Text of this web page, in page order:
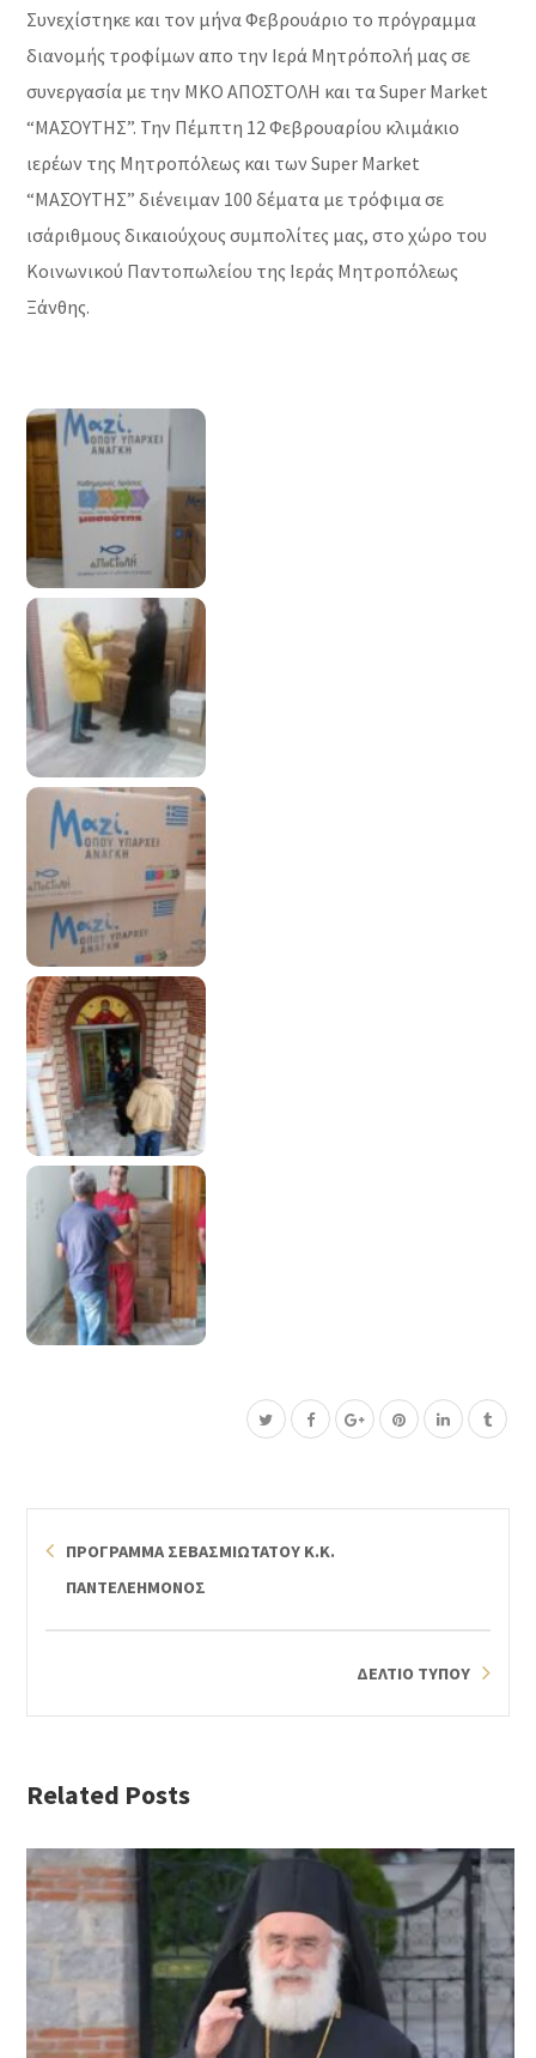
Συνεχίστηκε και τον μήνα Φεβρουάριο το πρόγραμμα
διανομής τροφίμων απο την Ιερά Μητρόπολή μας σε
συνεργασία με την ΜΚΟ ΑΠΟΣΤΟΛΗ και τα Super Market
“ΜΑΣΟΥΤΗΣ”. Την Πέμπτη 12 Φεβρουαρίου κλιμάκιο
ιερέων της Μητροπόλεως και των Super Market
“ΜΑΣΟΥΤΗΣ” διένειμαν 100 δέματα με τρόφιμα σε
ισάριθμους δικαιούχους συμπολίτες μας, στο χώρο του
Κοινωνικού Παντοπωλείου της Ιεράς Μητροπόλεως
Ξάνθης.
ΠΡΟΓΡΑΜΜΑ ΣΕΒΑΣΜΙΩΤΑΤΟΥ Κ.Κ.
ΠΑΝΤΕΛΕΗΜΟΝΟΣ
ΔΕΛΤΙΟ ΤΥΠΟΥ
Related Posts